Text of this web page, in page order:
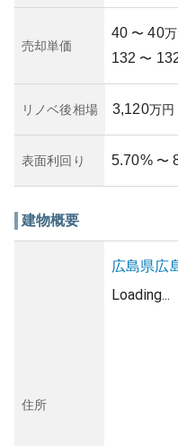
売却単価
40 〜 40
132 〜
リノベ後相場 3,120万円
表面利回り 5.70% 〜
建物概要
住所
広島県広
Loading...